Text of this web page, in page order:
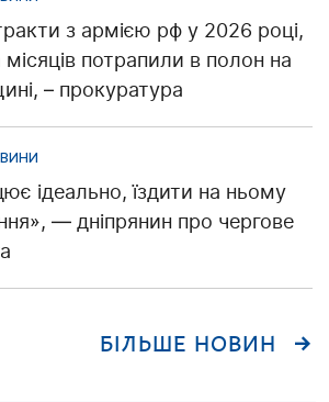
з армією рф у 2026 році,
місяців потрапили в полон на
– прокуратура
ідеально, їздити на ньому
— дніпрянин про чергове
БІЛЬШЕ НОВИН